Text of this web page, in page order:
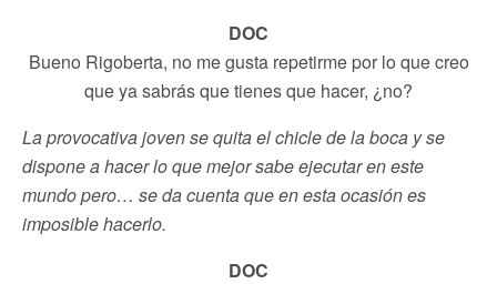
DOC
Bueno Rigoberta, no me gusta repetirme por lo que creo
que ya sabrás que tienes que hacer, ¿no?
La provocativa joven se quita el chicle de la boca y se
dispone a hacer lo que mejor sabe ejecutar en este
mundo pero… se da cuenta que en esta ocasión es
imposible hacerlo.
DOC